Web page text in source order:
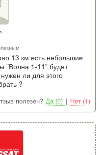
13 км есть небольшие
"Волна 1-11" будет
ли для этого
?
полезен? Да (0) | Нет (1)